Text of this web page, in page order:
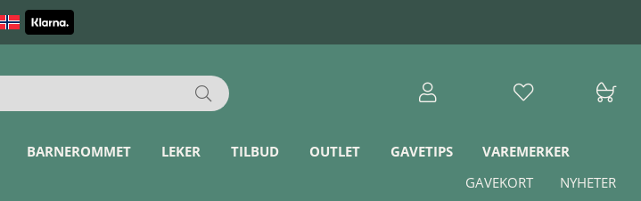
BARNEROMMET LEKER TILBUD OUTLET GAVETIPS
VAREMERKER
NYHETER
GAVEKORT